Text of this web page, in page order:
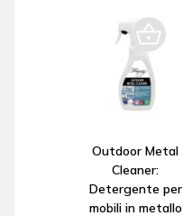
Outdoor Metal
Cleaner:
Detergente per
mobili in metallo